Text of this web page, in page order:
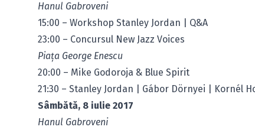
Hanul Gabroveni
15:00 – Workshop Stanley Jordan | Q&A
23:00 – Concursul New Jazz Voices
Piaţa George Enescu
20:00 – Mike Godoroja & Blue Spirit
21:30 – Stanley Jordan | Gábor Dörnyei | Kornél
Sâmbătă, 8 iulie 2017
Hanul Gabroveni